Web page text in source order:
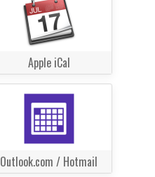
Apple iCal
Outlook.com / Hotmail